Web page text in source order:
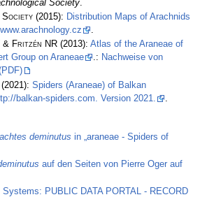
Society.
Society (2015): Distribution Maps of Arachnids
.
& Fritzén NR (2013): Atlas of the Araneae of
Group on Araneae
.: Nachweise von
(2021): Spiders (Araneae) of Balkan
balkan-spiders.com. Version 2021.
deminutus in „araneae - Spiders of
auf den Seiten von Pierre Oger auf
PUBLIC DATA PORTAL - RECORD